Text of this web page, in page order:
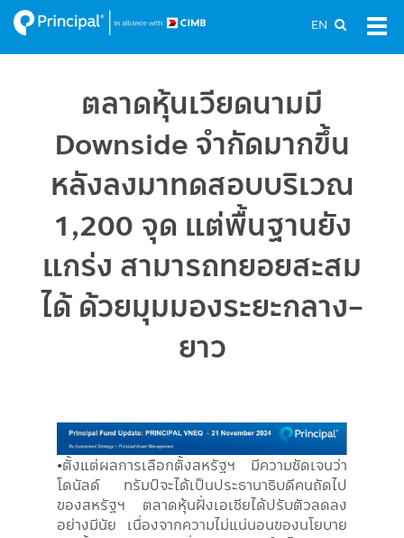
Skip
to
main
EN
ตลาดหุ้นเวียดนามมี
Downside จำกัดมากขึ้น
หลังลงมาทดสอบบริเวณ
1,200 จุด แต่พื้นฐานยัง
แกร่ง สามารถทยอยสะสม
ได้ ด้วยมุมมองระยะกลาง-
ยาว
Image
•ตั้งแต่ผลการเลือกตั้งสหรัฐฯ มีความชัดเจนว่า
โดนัลด์ ทรัมป์จะได้เป็นประธานาธิบดีคนถัดไป
ของสหรัฐฯ ตลาดหุ้นฝั่งเอเชียได้ปรับตัวลดลง
อย่างมีนัย เนื่องจากความไม่แน่นอนของนโยบาย